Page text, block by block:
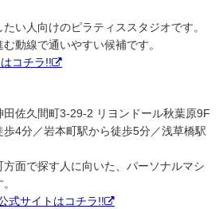
い人向けのピラティススタジオです。
動線で通いやすい候補です。
コチラ!!
佐久間町3-29-2 リヨンドール秋葉原9F
4分／岩本町駅から徒歩5分／浅草橋駅
面で探す人に向いた、パーソナルマシ
式サイトはコチラ!!